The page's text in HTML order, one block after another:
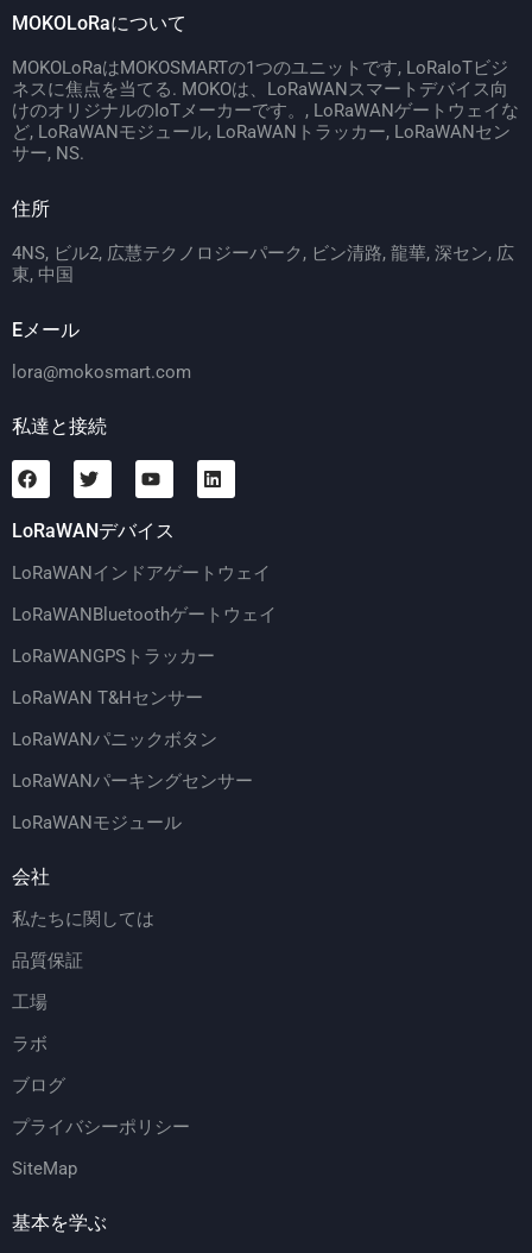
MOKOLoRaについて
MOKOLoRaはMOKOSMARTの1つのユニットです, LoRaIoTビジ
ネスに焦点を当てる. MOKOは、LoRaWANスマートデバイス向
けのオリジナルのIoTメーカーです。, LoRaWANゲートウェイな
ど, LoRaWANモジュール, LoRaWANトラッカー, LoRaWANセン
サー, NS.
住所
4NS, ビル2, 広慧テクノロジーパーク, ビン清路, 龍華, 深セン, 広
東, 中国
Eメール
lora@mokosmart.com
私達と接続
LoRaWANデバイス
LoRaWANインドアゲートウェイ
LoRaWANBluetoothゲートウェイ
LoRaWANGPSトラッカー
LoRaWAN T&Hセンサー
LoRaWANパニックボタン
LoRaWANパーキングセンサー
LoRaWANモジュール
会社
私たちに関しては
品質保証
工場
ラボ
ブログ
プライバシーポリシー
SiteMap
基本を学ぶ